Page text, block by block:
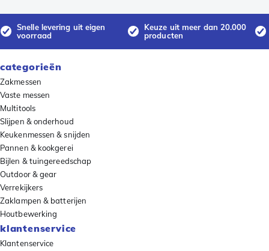
Snelle levering uit eigen
voorraad
Keuze uit meer dan 20.000
producten
categorieën
Zakmessen
Vaste messen
Multitools
Slijpen & onderhoud
Keukenmessen & snijden
Pannen & kookgerei
Bijlen & tuingereedschap
Outdoor & gear
Verrekijkers
Zaklampen & batterijen
Houtbewerking
klantenservice
Klantenservice